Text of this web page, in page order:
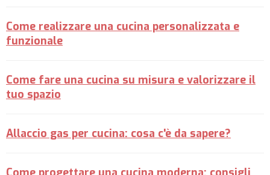
Come realizzare una cucina personalizzata e
funzionale
Come fare una cucina su misura e valorizzare il
tuo spazio
Allaccio gas per cucina: cosa c'è da sapere?